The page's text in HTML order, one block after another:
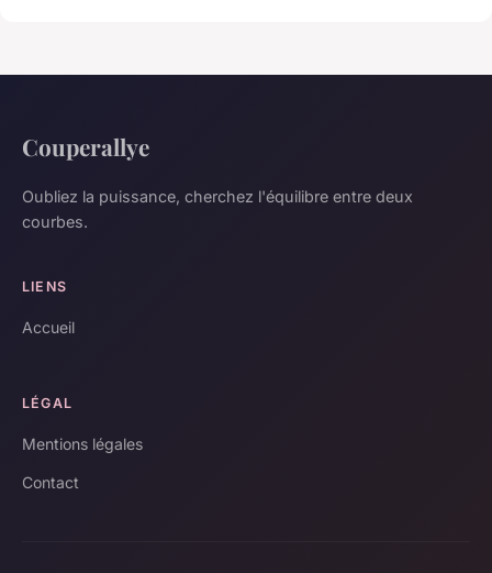
Couperallye
Oubliez la puissance, cherchez l'équilibre entre deux
courbes.
LIENS
Accueil
LÉGAL
Mentions légales
Contact